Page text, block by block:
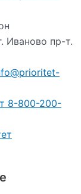
Иваново пр-т.
8-800-200-